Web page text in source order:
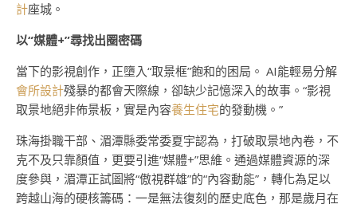
計座城。
以“媒體+”尋找出圈密碼
當下的影視創作，正墮入“取景框”飽和的困局。 AI能輕易分解
會所設計殘暴的都會天際線，卻缺少記憶深入的故事。“影視
取景地絕非佈景板，實是內容養生住宅的發動機。”
珠海掛職干部、湄潭縣委常委夏宇認為，打破取景地內卷，不
克不及只靠顏值，更要引進“媒體+”思維。通過媒體資源的深
度參與，湄潭正試圖將“傲視群雄”的“內容動能”，轉化為足以
跨越山海的硬核籌碼：一是無法復刻的歷史底色，那是歲月在